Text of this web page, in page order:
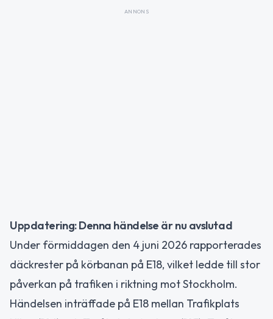
ANNONS
Uppdatering: Denna händelse är nu avslutad
Under förmiddagen den 4 juni 2026 rapporterades
däckrester på körbanan på E18, vilket ledde till stor
påverkan på trafiken i riktning mot Stockholm.
Händelsen inträffade på E18 mellan Trafikplats